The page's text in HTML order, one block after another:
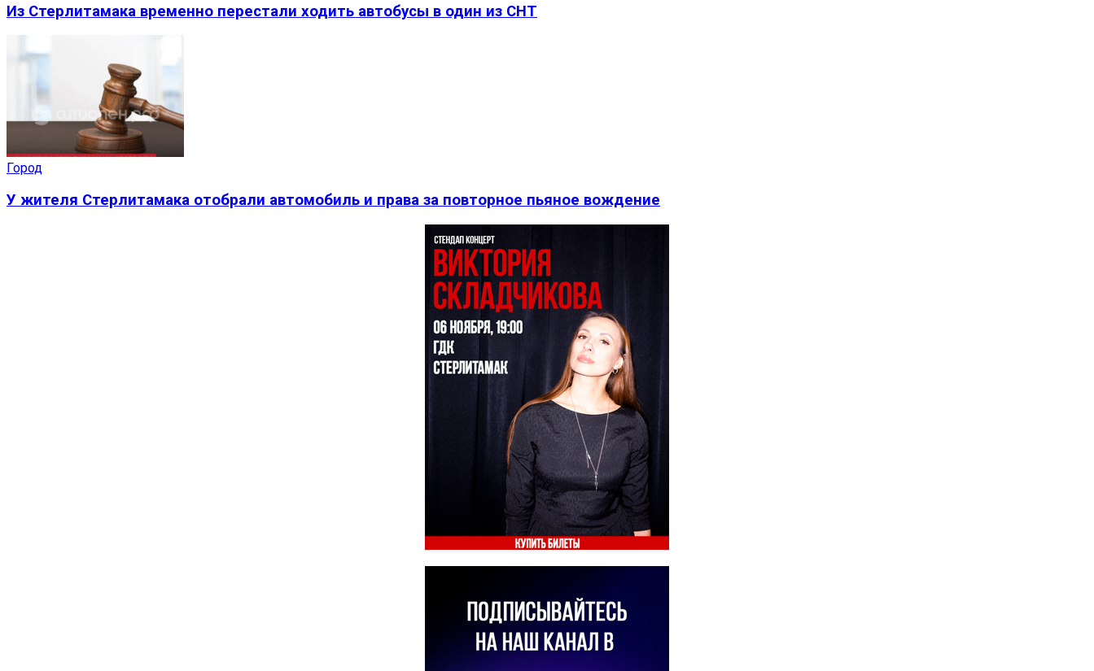
Из Стерлитамака временно перестали ходить автобусы в один из СНТ
Город
У жителя Стерлитамака отобрали автомобиль и права за повторное пьяное вождение